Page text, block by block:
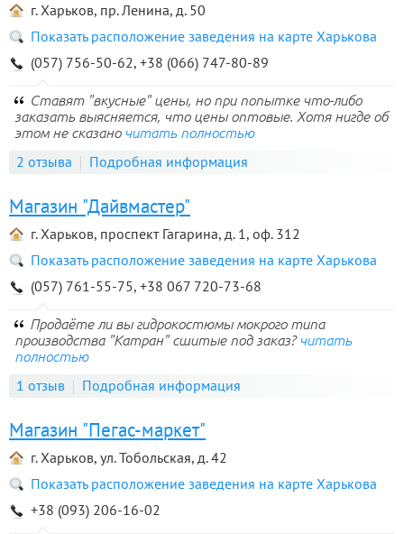
г. Харьков, пр. Ленина, д. 50
Показать расположение заведения на карте Харькова
(057) 756-50-62, +38 (066) 747-80-89
Ставят "вкусные" цены, но при попытке что-либо
заказать выясняется, что цены оптовые. Хотя нигде об
этом не сказано читать полностью
2 отзыва Подробная информация
Магазин "Дайвмастер"
г. Харьков, проспект Гагарина, д. 1, оф. 312
Показать расположение заведения на карте Харькова
(057) 761-55-75, +38 067 720-73-68
Продаёте ли вы гидрокостюмы мокрого типа
производства "Катран" сшитые под заказ? читать
полностью
1 отзыв Подробная информация
Магазин "Пегас-маркет"
г. Харьков, ул. Тобольская, д. 42
Показать расположение заведения на карте Харькова
+38 (093) 206-16-02